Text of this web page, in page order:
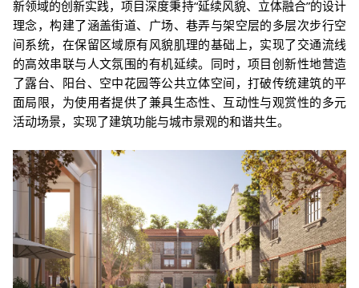
新领域的创新实践，项目深度秉持“延续风貌、立体融合”的设计
理念，构建了涵盖街道、广场、巷弄与架空层的多层次步行空
间系统，在保留区域原有风貌肌理的基础上，实现了交通流线
的高效串联与人文氛围的有机延续。同时，项目创新性地营造
了露台、阳台、空中花园等公共立体空间，打破传统建筑的平
面局限，为使用者提供了兼具生态性、互动性与观赏性的多元
活动场景，实现了建筑功能与城市景观的和谐共生。